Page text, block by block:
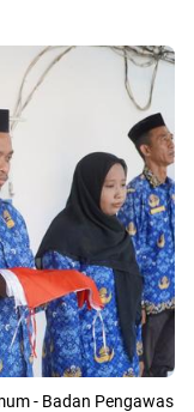
- Badan Pengawas